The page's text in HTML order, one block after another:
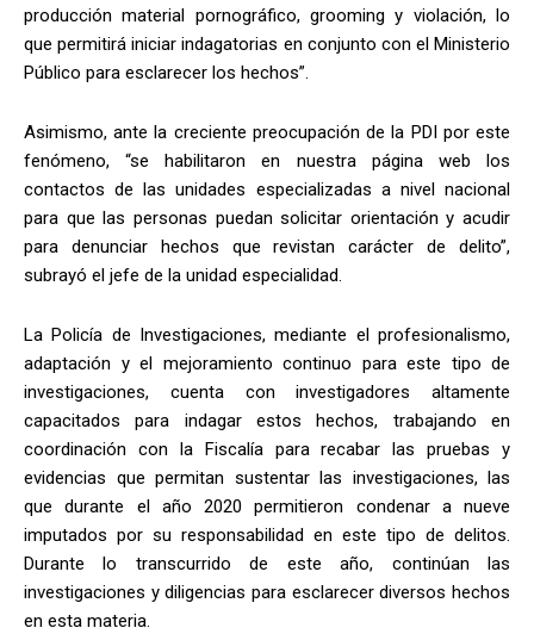
producción material pornográfico, grooming y violación, lo
que permitirá iniciar indagatorias en conjunto con el Ministerio
Público para esclarecer los hechos”.
Asimismo, ante la creciente preocupación de la PDI por este
fenómeno, “se habilitaron en nuestra página web los
contactos de las unidades especializadas a nivel nacional
para que las personas puedan solicitar orientación y acudir
para denunciar hechos que revistan carácter de delito”,
subrayó el jefe de la unidad especialidad.
La Policía de Investigaciones, mediante el profesionalismo,
adaptación y el mejoramiento continuo para este tipo de
investigaciones, cuenta con investigadores altamente
capacitados para indagar estos hechos, trabajando en
coordinación con la Fiscalía para recabar las pruebas y
evidencias que permitan sustentar las investigaciones, las
que durante el año 2020 permitieron condenar a nueve
imputados por su responsabilidad en este tipo de delitos.
Durante lo transcurrido de este año, continúan las
investigaciones y diligencias para esclarecer diversos hechos
en esta materia.